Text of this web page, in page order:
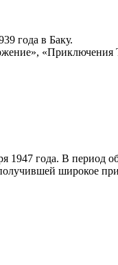
года в Баку.
«Приключения
1947 года. В период
широкое